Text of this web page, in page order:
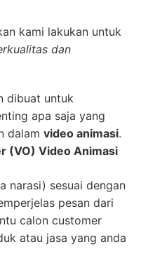
kami lakukan untuk
dan
dibuat untuk
apa saja yang
dalam video animasi.
(VO) Video Animasi
narasi) sesuai dengan
pesan dari
calon customer
atau jasa yang anda